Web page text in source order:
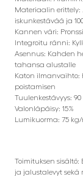
Materiaalin
iskunkestävää ja
Kannen väri: Pronssi
Integroitu ränni:
Asennus: Kahden
tahansa alustalle
Katon ilmanvaihto:
poistamisen
Tuulenkestävyys:
Valonläpäisy: 15%
Lumikuorma: 75 kg/
Toimituksen
ja jalustalevyt sekä